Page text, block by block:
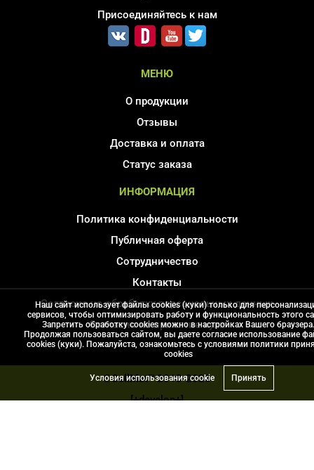
Присоединяйтесь к нам
МЕНЮ
О продукции
Отзывы
Доставка и оплата
Статус заказа
ИНФОРМАЦИЯ
Политика конфиденциальности
Публичная оферта
Сотрудничество
Контакты
Согласие на обработку персональных данных
Соглаcие на принятие куки
Карта сайта
©CellMat™2013-2026
[+develop+]
Наш сайт использует файлы cookies (куки) только для
сервисов, чтобы оптимизировать работу и функциональность этого
Запретить обработку cookies можно в настройках Вашего браузера.
Продолжая пользоваться сайтом, вы даете согласие использование
cookies (куки). Пожалуйста, ознакомьтесь с условиями политики
сookies
Условия использования cookie Принять